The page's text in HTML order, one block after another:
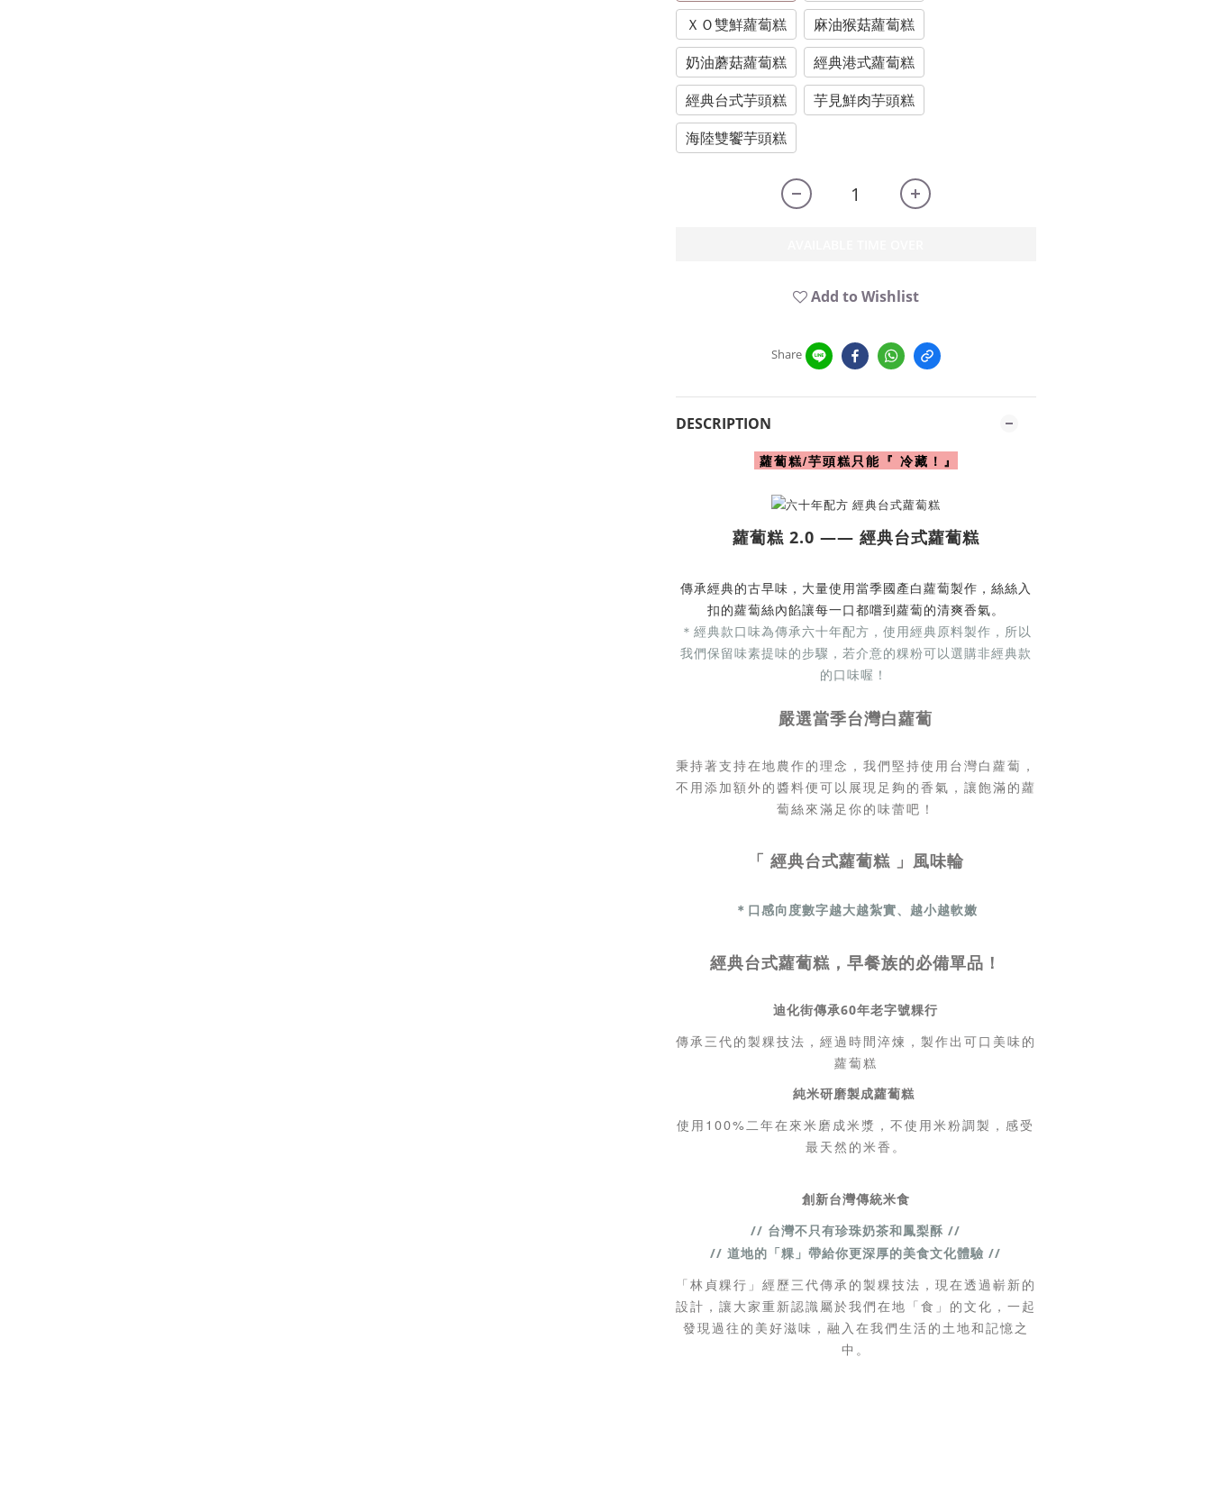
ＸＯ雙鮮蘿蔔糕
麻油猴菇蘿蔔糕
奶油蘑菇蘿蔔糕
經典港式蘿蔔糕
經典台式芋頭糕
芋見鮮肉芋頭糕
海陸雙饗芋頭糕
Add to Wishlist
Share
DESCRIPTION
蘿蔔糕/芋頭糕只能『 冷藏！』
蘿蔔糕 2.0 —— 經典台式蘿蔔糕
傳承經典的古早味，大量使用當季國產白蘿蔔製作，絲絲入
扣的蘿蔔絲內餡讓每一口都嚐到蘿蔔的清爽香氣。
＊經典款口味為傳承六十年配方，使用經典原料製作，所以
我們保留味素提味的步驟，若介意的粿粉可以選購非經典款
的口味喔！
嚴選當季台灣白蘿蔔
秉持著支持在地農作的理念，我們堅持使用台灣白蘿蔔，
不用添加額外的醬料便可以展現足夠的香氣，讓飽滿的蘿
蔔絲來滿足你的味蕾吧！
「 經典台式蘿蔔糕 」風味輪
＊口感向度數字越大越紮實、越小越軟嫩
經典台式蘿蔔糕，早餐族的必備單品！
迪化街傳承60年老字號粿行
傳承三代的製粿技法，經過時間淬煉，製作出可口美味的
蘿蔔糕
純米研磨製成蘿蔔糕
使用100%二年在來米磨成米漿，不使用米粉調製，感受
最天然的米香。
創新台灣傳統米食
// 台灣不只有珍珠奶茶和鳳梨酥 //
// 道地的「粿」帶給你更深厚的美食文化體驗 //
「林貞粿行」經歷三代傳承的製粿技法，現在透過嶄新的
設計，讓大家重新認識屬於我們在地「食」的文化，一起
發現過往的美好滋味，融入在我們生活的土地和記憶之
中。